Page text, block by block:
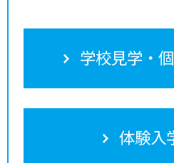
学校見学・
体験入